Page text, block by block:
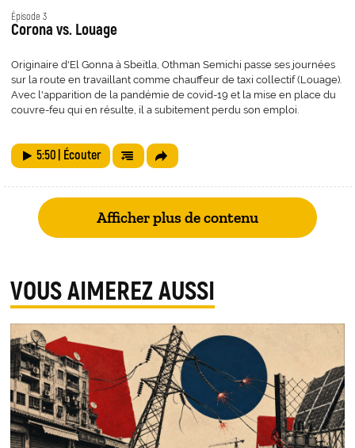
Épisode 3
Corona vs. Louage
Originaire d'El Gonna à Sbeïtla, Othman Semichi passe ses journées
sur la route en travaillant comme chauffeur de taxi collectif (Louage).
Avec l'apparition de la pandémie de covid-19 et la mise en place du
couvre-feu qui en résulte, il a subitement perdu son emploi.
5:50 | Écouter
Afficher plus de contenu
VOUS AIMEREZ AUSSI